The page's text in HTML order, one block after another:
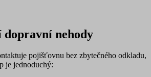
dopravní nehody
pojišťovnu bez zbytečného odkladu,
je jednoduchý: